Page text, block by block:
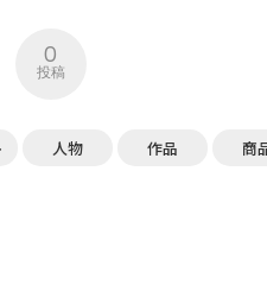
0
投稿
人物 作品 商